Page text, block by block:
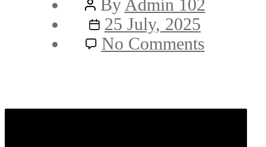
Post
author
By Admin 102
Post
date
25 July, 2025
No Commentson